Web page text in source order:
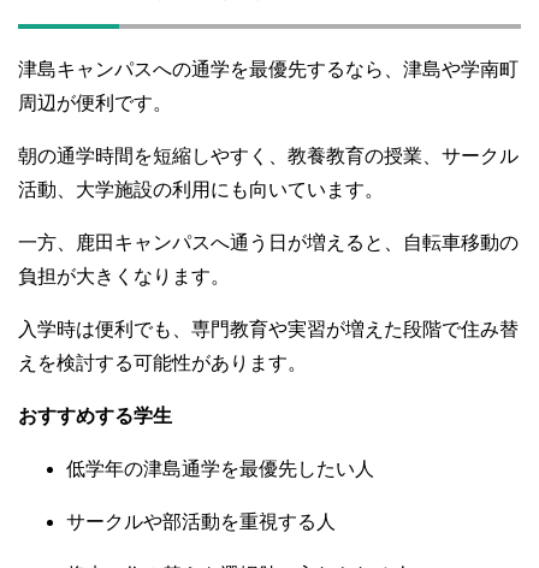
津島キャンパスへの通学を最優先するなら、津島や学南町
周辺が便利です。
朝の通学時間を短縮しやすく、教養教育の授業、サークル
活動、大学施設の利用にも向いています。
一方、鹿田キャンパスへ通う日が増えると、自転車移動の
負担が大きくなります。
入学時は便利でも、専門教育や実習が増えた段階で住み替
えを検討する可能性があります。
おすすめする学生
低学年の津島通学を最優先したい人
サークルや部活動を重視する人